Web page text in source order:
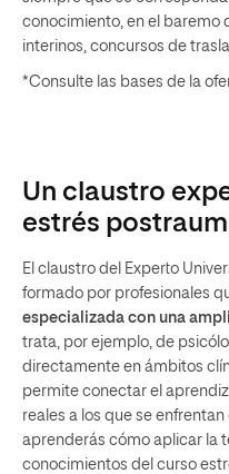
conocimiento, en el baremo
interinos, concursos de
*Consulte las bases de la
Un claustro
estrés
El claustro del Experto
formado por profesionales
especializada con una
trata, por ejemplo, de
directamente en ámbitos
permite conectar el
reales a los que se enfrentan
aprenderás cómo aplicar la
conocimientos del curso